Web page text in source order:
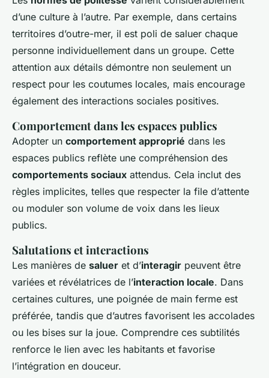
d’une culture à l’autre. Par exemple, dans certains
territoires d’outre-mer, il est poli de saluer chaque
personne individuellement dans un groupe. Cette
attention aux détails démontre non seulement un
respect pour les coutumes locales, mais encourage
également des interactions sociales positives.
Comportement dans les espaces publics
Adopter un comportement approprié dans les
espaces publics reflète une compréhension des
comportements sociaux attendus. Cela inclut des
règles implicites, telles que respecter la file d’attente
ou moduler son volume de voix dans les lieux
publics.
Salutations et interactions
Les manières de saluer et d’interagir peuvent être
variées et révélatrices de l’interaction locale. Dans
certaines cultures, une poignée de main ferme est
préférée, tandis que d’autres favorisent les accolades
ou les bises sur la joue. Comprendre ces subtilités
renforce le lien avec les habitants et favorise
l’intégration en douceur.